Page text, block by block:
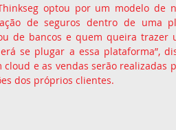
optou por um modelo de
de seguros dentro de uma
de bancos e quem queira trazer
se plugar a essa plataforma”,
cloud e as vendas serão realizadas
dos próprios clientes.